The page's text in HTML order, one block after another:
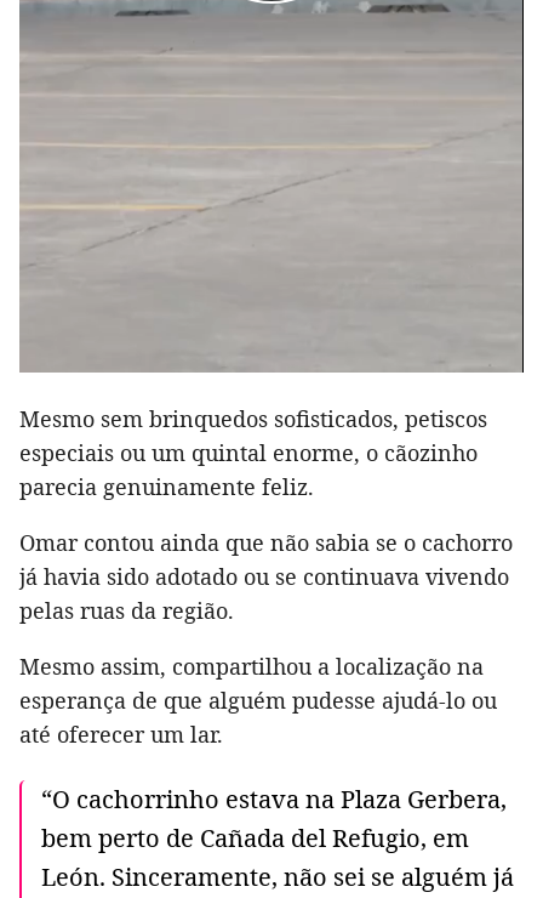
Mesmo sem brinquedos sofisticados, petiscos
especiais ou um quintal enorme, o cãozinho
parecia genuinamente feliz.
Omar contou ainda que não sabia se o cachorro
já havia sido adotado ou se continuava vivendo
pelas ruas da região.
Mesmo assim, compartilhou a localização na
esperança de que alguém pudesse ajudá-lo ou
até oferecer um lar.
“O cachorrinho estava na Plaza Gerbera,
bem perto de Cañada del Refugio, em
León. Sinceramente, não sei se alguém já